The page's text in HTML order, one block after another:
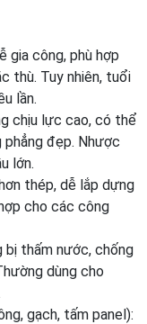
gia công, phù hợp
thù. Tuy nhiên, tuổi
lần.
chịu lực cao, có thể
đẹp. Nhược
lớn.
thép, dễ lắp dựng
cho các công
bị thấm nước, chống
dùng cho
gạch, tấm panel):